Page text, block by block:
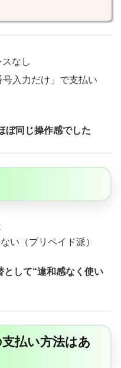
なし
入力だけ」で支払い
ぼ同じ操作感でした
い（プリペイド派）
して“違和感なく使い
払い方法はあ